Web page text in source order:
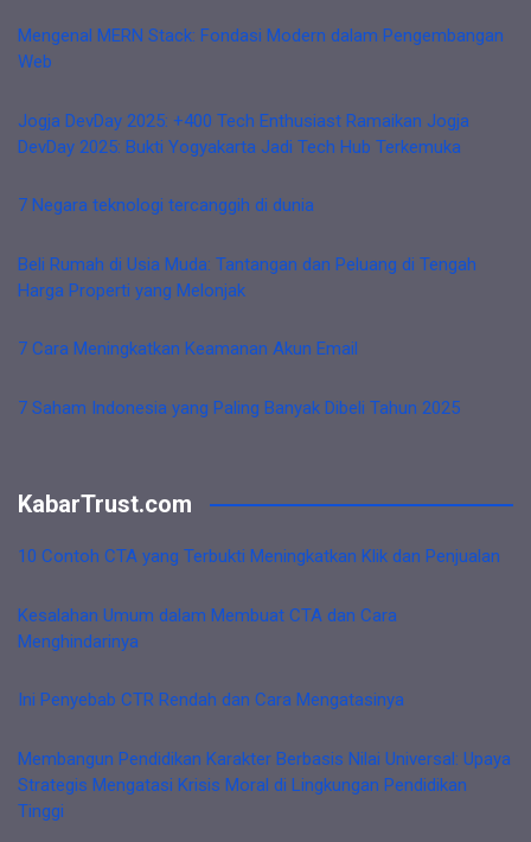
Mengenal MERN Stack: Fondasi Modern dalam Pengembangan
Web
Jogja DevDay 2025: +400 Tech Enthusiast Ramaikan Jogja
DevDay 2025: Bukti Yogyakarta Jadi Tech Hub Terkemuka
7 Negara teknologi tercanggih di dunia
Beli Rumah di Usia Muda: Tantangan dan Peluang di Tengah
Harga Properti yang Melonjak
7 Cara Meningkatkan Keamanan Akun Email
7 Saham Indonesia yang Paling Banyak Dibeli Tahun 2025
KabarTrust.com
10 Contoh CTA yang Terbukti Meningkatkan Klik dan Penjualan
Kesalahan Umum dalam Membuat CTA dan Cara
Menghindarinya
Ini Penyebab CTR Rendah dan Cara Mengatasinya
Membangun Pendidikan Karakter Berbasis Nilai Universal: Upaya
Strategis Mengatasi Krisis Moral di Lingkungan Pendidikan
Tinggi